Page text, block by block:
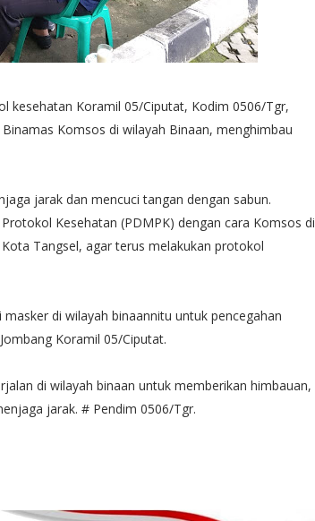
kesehatan Koramil 05/Ciputat, Kodim 0506/Tgr,
Komsos di wilayah Binaan, menghimbau
jarak dan mencuci tangan dengan sabun.
Kesehatan (PDMPK) dengan cara Komsos di
Tangsel, agar terus melakukan protokol
di wilayah binaannitu untuk pencegahan
Koramil 05/Ciputat.
di wilayah binaan untuk memberikan himbauan,
jarak. # Pendim 0506/Tgr.